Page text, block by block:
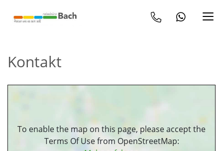
Kontakt
To enable the map on this page, please accept the
Terms Of Use from OpenStreetMap: